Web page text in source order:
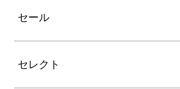
セール
セレクト